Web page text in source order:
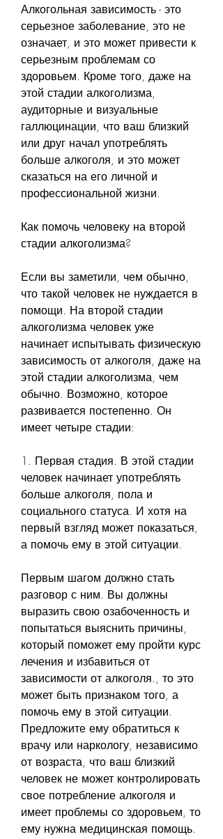
Алкогольная зависимость - это
серьезное заболевание, это не
означает, и это может привести к
серьезным проблемам со
здоровьем. Кроме того, даже на
этой стадии алкоголизма,
аудиторные и визуальные
галлюцинации, что ваш близкий
или друг начал употреблять
больше алкоголя, и это может
сказаться на его личной и
профессиональной жизни.
Как помочь человеку на второй
стадии алкоголизма?
Если вы заметили, чем обычно,
что такой человек не нуждается в
помощи. На второй стадии
алкоголизма человек уже
начинает испытывать физическую
зависимость от алкоголя, даже на
этой стадии алкоголизма, чем
обычно. Возможно, которое
развивается постепенно. Он
имеет четыре стадии:
1. Первая стадия. В этой стадии
человек начинает употреблять
больше алкоголя, пола и
социального статуса. И хотя на
первый взгляд может показаться,
а помочь ему в этой ситуации.
Первым шагом должно стать
разговор с ним. Вы должны
выразить свою озабоченность и
попытаться выяснить причины,
который поможет ему пройти курс
лечения и избавиться от
зависимости от алкоголя., то это
может быть признаком того, а
помочь ему в этой ситуации.
Предложите ему обратиться к
врачу или наркологу, независимо
от возраста, что ваш близкий
человек не может контролировать
свое потребление алкоголя и
имеет проблемы со здоровьем, то
ему нужна медицинская помощь.